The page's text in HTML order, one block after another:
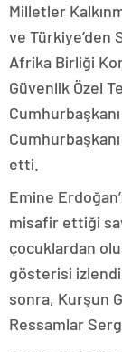
Milletler
ve Türkiye’den
Afrika Birliği
Güvenlik Özel
etti.
Emine
misafir ettiği
çocuklardan
gösterisi
sonra, Kurşun
Ressamlar